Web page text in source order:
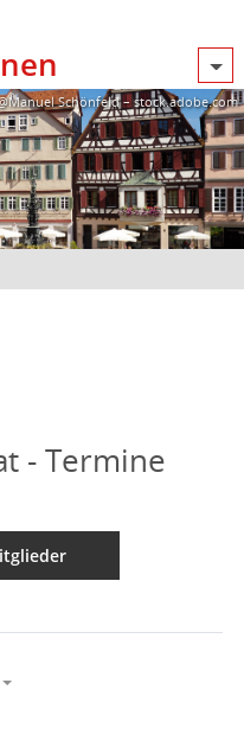
Schönfeld – stock.adobe.com
- Termine